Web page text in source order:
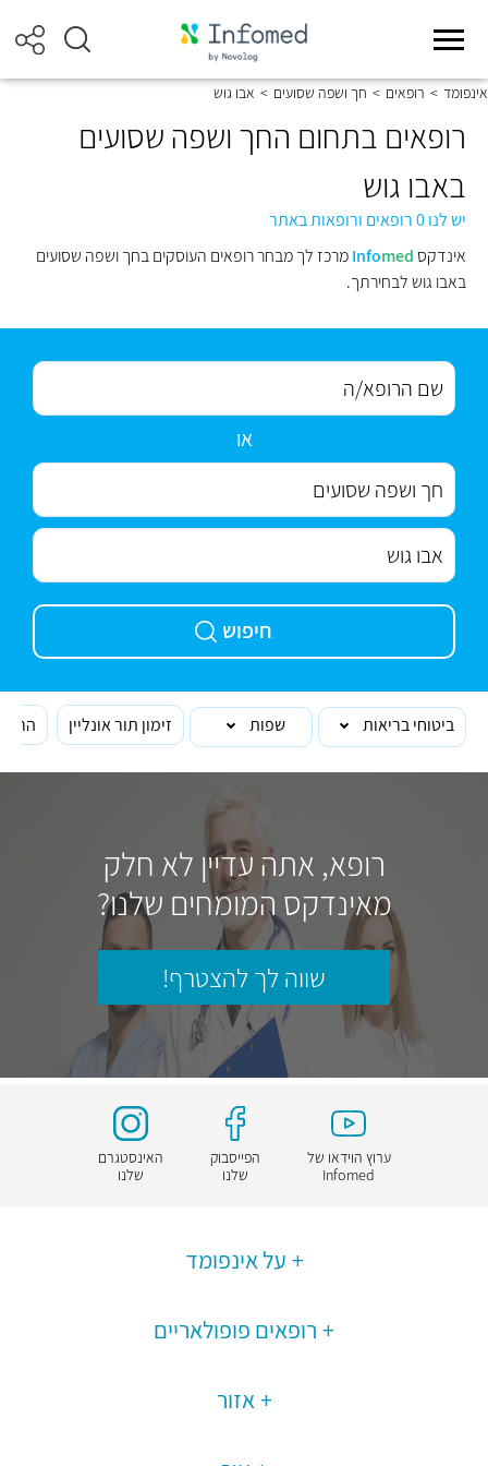
אינפומד > רופאים > חך ושפה שסועים > אבו גוש
רופאים בתחום החך ושפה שסועים
באבו גוש
יש לנו 0 רופאים ורופאות באתר
אינדקס
Infomed
מרכז לך מבחר רופאים העוסקים בחך ושפה שסועים
באבו גוש לבחירתך.
או
חיפוש
ביטוחי בריאות שפות זימון תור אונליין
רופא, אתה עדיין לא חלק
מאינדקס המומחים שלנו?
שווה לך להצטרף!
ערוץ הוידאו של
Infomed
הפייסבוק
שלנו
האינסטגרם
שלנו
על אינפומד
רופאים פופולאריים
אזור